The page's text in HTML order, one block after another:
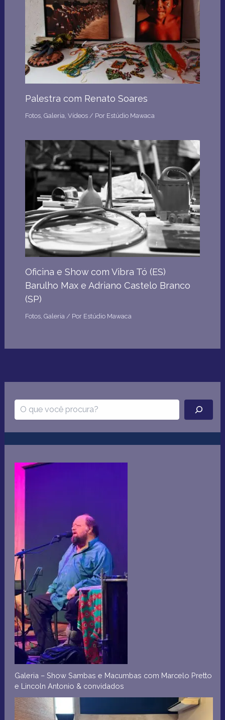
Palestra com Renato Soares
Fotos, Galeria, Vídeos/ Por Estúdio Mawaca
Oficina e Show com Vibra Tó (ES)
Barulho Max e Adriano Castelo Branco
(SP)
Fotos, Galeria/ Por Estúdio Mawaca
Galeria – Show Sambas e Macumbas com Marcelo Pretto
e Lincoln Antonio & convidados